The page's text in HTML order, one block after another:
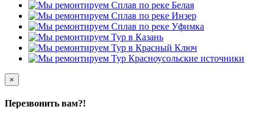
×
Перезвонить вам?!